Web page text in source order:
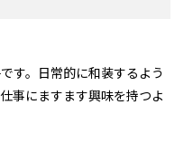
す。日常的に和装するよう
事にますます興味を持つよ